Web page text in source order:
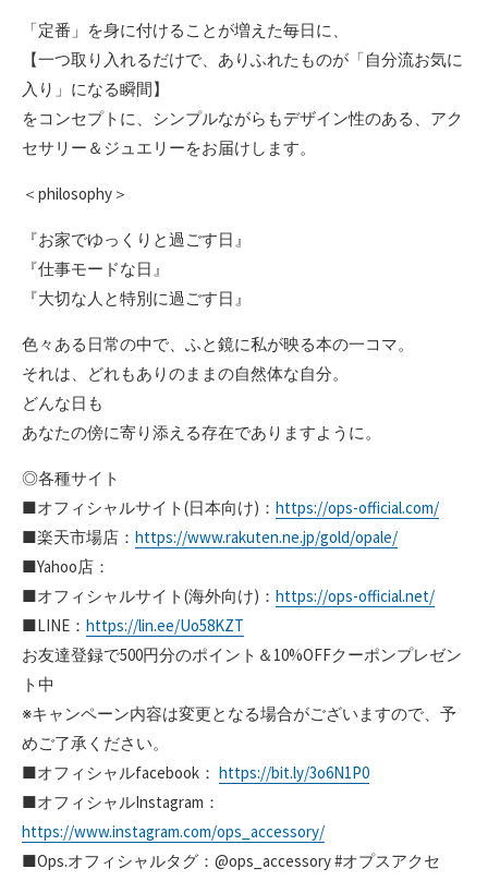
「定番」を身に付けることが増えた毎日に、
【一つ取り入れるだけで、ありふれたものが「自分流お気に
入り」になる瞬間】
をコンセプトに、シンプルながらもデザイン性のある、アク
セサリー＆ジュエリーをお届けします。
＜philosophy＞
『お家でゆっくりと過ごす日』
『仕事モードな日』
『大切な人と特別に過ごす日』
色々ある日常の中で、ふと鏡に私が映る本の一コマ。
それは、どれもありのままの自然体な自分。
どんな日も
あなたの傍に寄り添える存在でありますように。
◎各種サイト
■オフィシャルサイト(日本向け)： https://ops-official.com/
■楽天市場店： https://www.rakuten.ne.jp/gold/opale/
■Yahoo店：
■オフィシャルサイト(海外向け)： https://ops-official.net/
■LINE： https://lin.ee/Uo58KZT
お友達登録で500円分のポイント＆10%OFFクーポンプレゼン
ト中
※キャンペーン内容は変更となる場合がございますので、予
めご了承ください。
■オフィシャルfacebook： https://bit.ly/3o6N1P0
■オフィシャルInstagram：
https://www.instagram.com/ops_accessory/
■Ops.オフィシャルタグ：@ops_accessory #オプスアクセ